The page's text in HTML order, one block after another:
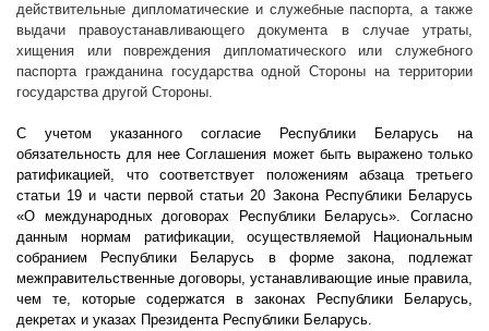
действительные дипломатические и служебные паспорта, а также
выдачи правоустанавливающего документа в случае утраты,
хищения или повреждения дипломатического или служебного
паспорта гражданина государства одной Стороны на территории
государства другой Стороны.
С учетом указанного согласие Республики Беларусь на
обязательность для нее Соглашения может быть выражено только
ратификацией, что соответствует положениям абзаца третьего
статьи 19 и части первой статьи 20 Закона Республики Беларусь
«О международных договорах Республики Беларусь». Согласно
данным нормам ратификации, осуществляемой Национальным
собранием Республики Беларусь в форме закона, подлежат
межправительственные договоры, устанавливающие иные правила,
чем те, которые содержатся в законах Республики Беларусь,
декретах и указах Президента Республики Беларусь.